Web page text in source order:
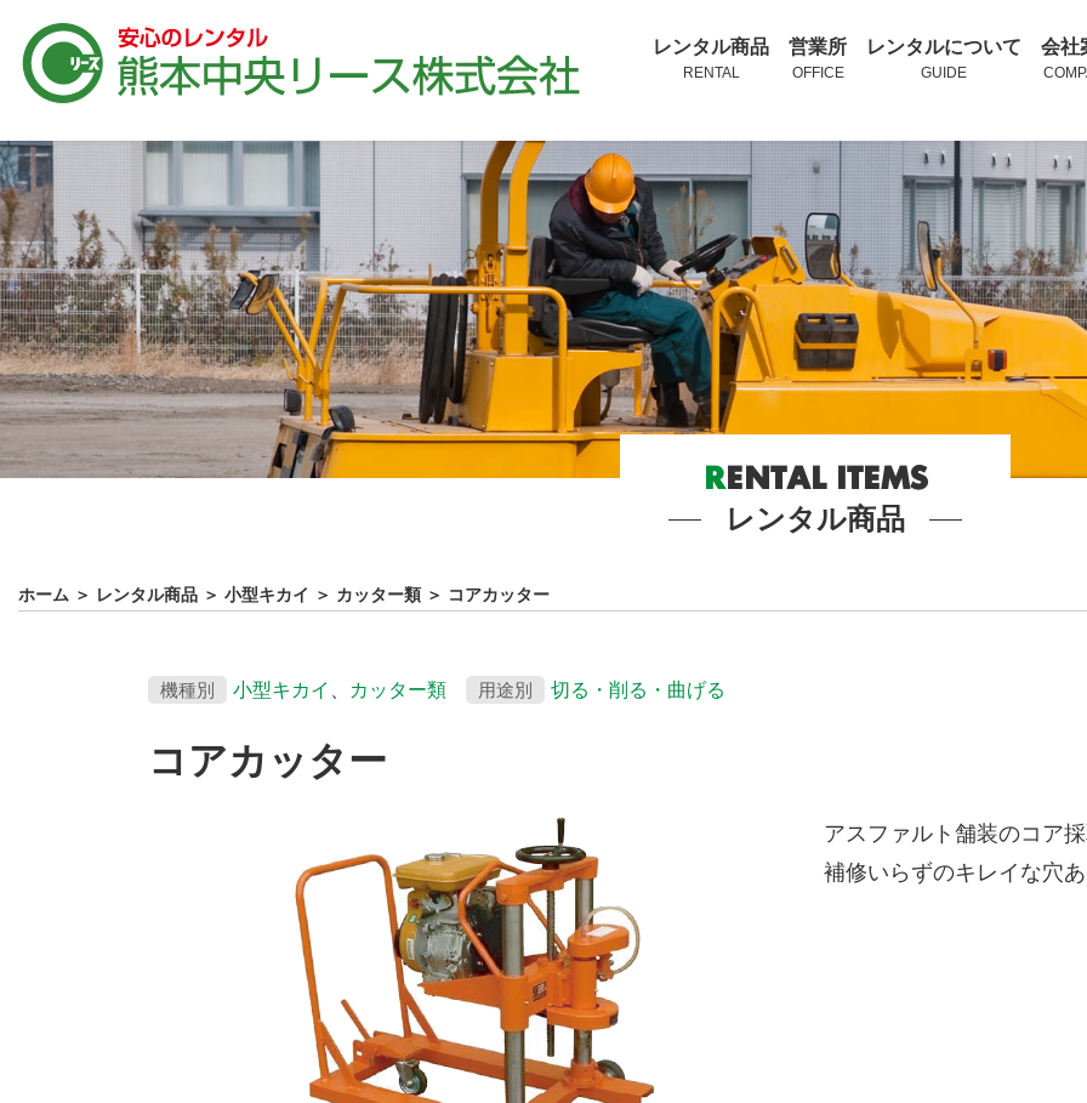
レンタル商品
RENTAL
営業所
OFFICE
レンタルについて
GUIDE
会社
RENTAL ITEMS
レンタル商品
ホーム ＞ レンタル商品 ＞ 小型キカイ ＞ カッター類 ＞ コアカッター
機種別 小型キカイ カッター類 用途別 切る・削る・曲げる
コアカッター
アスファルト舗装のコア
補修いらずのキレイな穴